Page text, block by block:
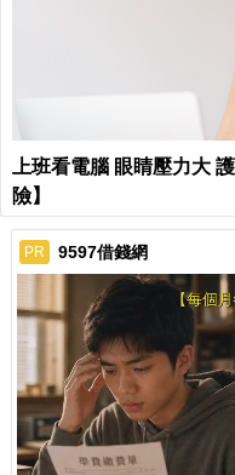
上班看電腦 眼睛壓力大
險】
PR 9597借錢網